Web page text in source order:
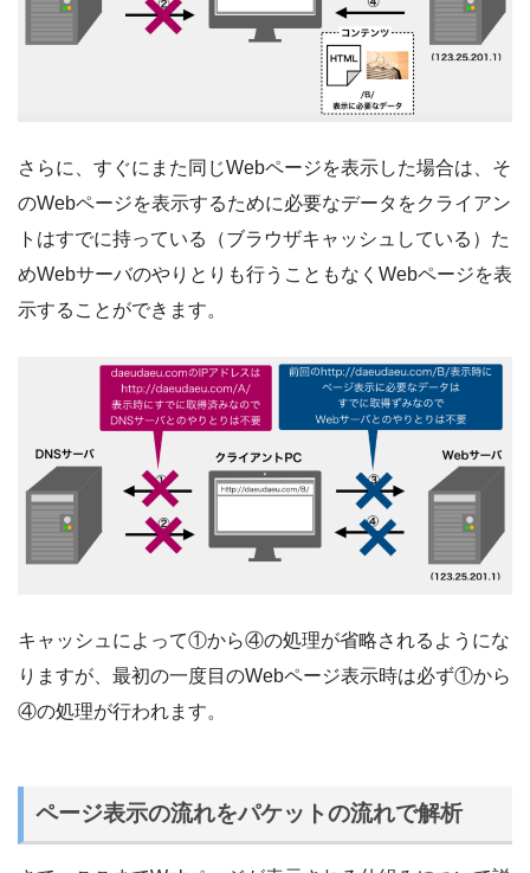
さらに、すぐにまた同じWebページを表示した場合は、そ
のWebページを表示するために必要なデータをクライアン
トはすでに持っている（ブラウザキャッシュしている）た
めWebサーバのやりとりも行うこともなくWebページを表
示することができます。
キャッシュによって①から④の処理が省略されるようにな
りますが、最初の一度目のWebページ表示時は必ず①から
④の処理が行われます。
ページ表示の流れをパケットの流れで解析